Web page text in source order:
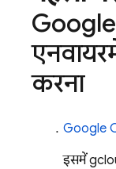
करना
Google
इसमें